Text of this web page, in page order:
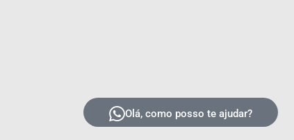
Olá, como posso te ajudar?